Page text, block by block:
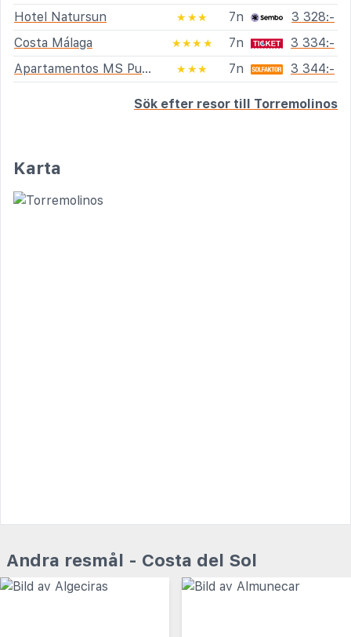
Hotel Natursun
★★★ 7n
3 328:-
Costa Málaga
★★★★ 7n
3 334:-
Apartamentos MS Puerto Marina
★★★ 7n 3 344:-
Sök efter resor till Torremolinos
Karta
Andra resmål - Costa del Sol